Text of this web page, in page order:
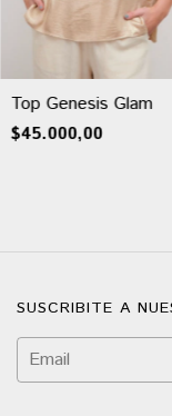
Top Genesis Glam
$45.000,00
SUSCRIBITE A